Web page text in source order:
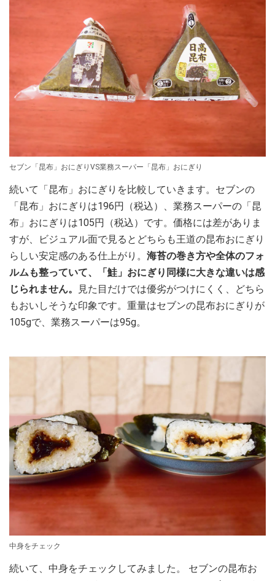
セブン「昆布」おにぎりVS業務スーパー「昆布」おにぎり
続いて「昆布」おにぎりを比較していきます。セブンの
「昆布」おにぎりは196円（税込）、業務スーパーの「昆
布」おにぎりは105円（税込）です。価格には差がありま
すが、ビジュアル面で見るとどちらも王道の昆布おにぎり
らしい安定感のある仕上がり。 海苔の巻き方や全体のフォ
ルムも整っていて、「鮭」おにぎり同様に大きな違いは感
じられません。
見た目だけでは優劣がつけにくく、どちら
もおいしそうな印象です。重量はセブンの昆布おにぎりが
105gで、業務スーパーは95g。
中身をチェック
続いて、中身をチェックしてみました。 セブンの昆布お